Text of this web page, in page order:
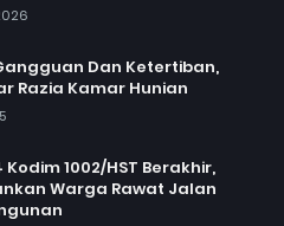
Dan Ketertiban,
Razia Kamar Hunian
Kodim 1002/HST Berakhir,
Warga Rawat Jalan